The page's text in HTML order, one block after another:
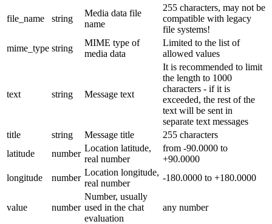
file_name string
Media data file
name
255 characters, may not be
compatible with legacy
file systems!
mime_type string
MIME type of
media data
Limited to the list of
allowed values
text string Message text
It is recommended to limit
the length to 1000
characters - if it is
exceeded, the rest of the
text will be sent in
separate text messages
title
string Message title
255 characters
latitude
number
Location latitude,
real number
from -90.0000 to
+90.0000
longitude
number
Location longitude,
real number
-180.0000 to +180.0000
value number
Number, usually
used in the chat
evaluation
any number